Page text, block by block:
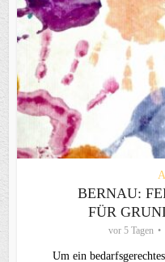
BERNAU:
FÜR
vor 5 Tagen
Um ein